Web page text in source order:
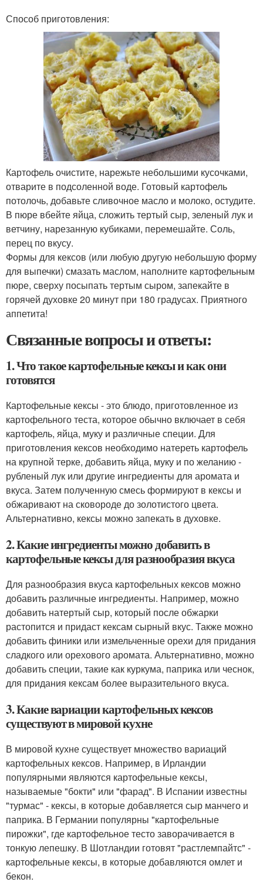
Способ приготовления:
Картофель очистите, нарежьте небольшими кусочками,
отварите в подсоленной воде. Готовый картофель
потолочь, добавьте сливочное масло и молоко, остудите.
В пюре вбейте яйца, сложить тертый сыр, зеленый лук и
ветчину, нарезанную кубиками, перемешайте. Соль,
перец по вкусу.
Формы для кексов (или любую другую небольшую форму
для выпечки) смазать маслом, наполните картофельным
пюре, сверху посыпать тертым сыром, запекайте в
горячей духовке 20 минут при 180 градусах. Приятного
аппетита!
Связанные вопросы и ответы:
1. Что такое картофельные кексы и как они
готовятся
Картофельные кексы - это блюдо, приготовленное из
картофельного теста, которое обычно включает в себя
картофель, яйца, муку и различные специи. Для
приготовления кексов необходимо натереть картофель
на крупной терке, добавить яйца, муку и по желанию -
рубленый лук или другие ингредиенты для аромата и
вкуса. Затем полученную смесь формируют в кексы и
обжаривают на сковороде до золотистого цвета.
Альтернативно, кексы можно запекать в духовке.
2. Какие ингредиенты можно добавить в
картофельные кексы для разнообразия вкуса
Для разнообразия вкуса картофельных кексов можно
добавить различные ингредиенты. Например, можно
добавить натертый сыр, который после обжарки
растопится и придаст кексам сырный вкус. Также можно
добавить финики или измельченные орехи для придания
сладкого или орехового аромата. Альтернативно, можно
добавить специи, такие как куркума, паприка или чеснок,
для придания кексам более выразительного вкуса.
3. Какие вариации картофельных кексов
существуют в мировой кухне
В мировой кухне существует множество вариаций
картофельных кексов. Например, в Ирландии
популярными являются картофельные кексы,
называемые "бокти" или "фарад". В Испании известны
"турмас" - кексы, в которые добавляется сыр манчего и
паприка. В Германии популярны "картофельные
пирожки", где картофельное тесто заворачивается в
тонкую лепешку. В Шотландии готовят "растлемпайтс" -
картофельные кексы, в которые добавляются омлет и
бекон.